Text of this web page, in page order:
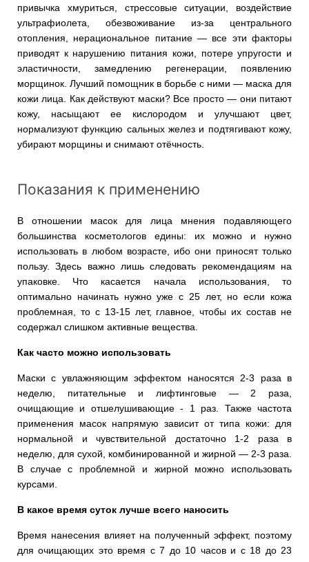
привычка хмуриться, стрессовые ситуации, воздействие
ультрафиолета, обезвоживание из-за центрального
отопления, нерациональное питание — все эти факторы
приводят к нарушению питания кожи, потере упругости и
эластичности, замедлению регенерации, появлению
морщинок. Лучший помощник в борьбе с ними — маска для
кожи лица. Как действуют маски? Все просто — они питают
кожу, насыщают ее кислородом и улучшают цвет,
нормализуют функцию сальных желез и подтягивают кожу,
убирают морщины и снимают отёчность.
Показания к применению
В отношении масок для лица мнения подавляющего
большинства косметологов едины: их можно и нужно
использовать в любом возрасте, ибо они приносят только
пользу. Здесь важно лишь следовать рекомендациям на
упаковке. Что касается начала использования, то
оптимально начинать нужно уже с 25 лет, но если кожа
проблемная, то с 13-15 лет, главное, чтобы их состав не
содержал слишком активные вещества.
Как часто можно использовать
Маски с увлажняющим эффектом наносятся 2-3 раза в
неделю, питательные и лифтинговые — 2 раза,
очищающие и отшелушивающие - 1 раз. Также частота
применения масок напрямую зависит от типа кожи: для
нормальной и чувствительной достаточно 1-2 раза в
неделю, для сухой, комбинированной и жирной — 2-3 раза.
В случае с проблемной и жирной можно использовать
курсами.
В какое время суток лучше всего наносить
Время нанесения влияет на полученный эффект, поэтому
для очищающих это время с 7 до 10 часов и с 18 до 23